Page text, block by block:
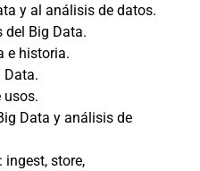
y al análisis de datos.
del Big Data.
e historia.
Data.
usos.
Data y análisis de
ingest, store,